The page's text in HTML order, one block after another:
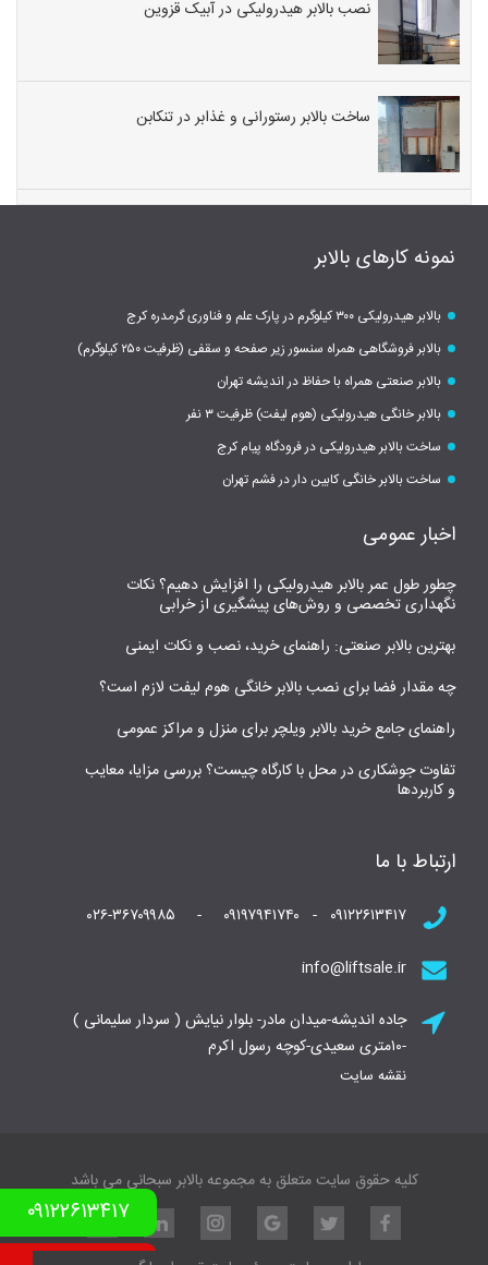
نصب بالابر هیدرولیکی در آبیک قزوین
ساخت بالابر رستورانی و غذابر در تنکابن
نمونه کارهای بالابر
بالابر هیدرولیکی ۳۰۰ کیلوگرم در پارک علم و فناوری گرمدره کرج
بالابر فروشگاهی همراه سنسور زیر صفحه و سقفی (ظرفیت ۲۵۰ کیلوگرم)
بالابر صنعتی همراه با حفاظ در اندیشه تهران
بالابر خانگی هیدرولیکی (هوم لیفت) ظرفیت ۳ نفر
ساخت بالابر هیدرولیکی در فرودگاه پیام کرج
ساخت بالابر خانگی کابین دار در فشم تهران
اخبار عمومی
چطور طول عمر بالابر هیدرولیکی را افزایش دهیم؟ نکات
نگهداری تخصصی و روش‌های پیشگیری از خرابی
بهترین بالابر صنعتی: راهنمای خرید، نصب و نکات ایمنی
چه مقدار فضا برای نصب بالابر خانگی هوم لیفت لازم است؟
راهنمای جامع خرید بالابر ویلچر برای منزل و مراکز عمومی
تفاوت جوشکاری در محل با کارگاه چیست؟ بررسی مزایا، معایب
و کاربردها
ارتباط با ما
۰۹۱۲۲۶۱۳۴۱۷ - ۰۹۱۹۷۹۴۱۷۴۰ - ۰۲۶-۳۶۷۰۹۹۸۵
info@liftsale.ir
جاده اندیشه-میدان مادر- بلوار نیایش ( سردار سلیمانی )
-۱۰متری سعیدی-کوچه رسول اکرم
نقشه سایت
۰۹۱۲۲۶۱۳۴۱۷
کلیه حقوق سایت متعلق به مجموعه بالابر سبحانی می باشد